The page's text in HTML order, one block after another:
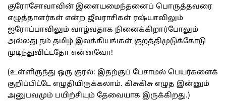
குரோசோவாவின் இளையமைந்தனைப் பொருத்தவரை
எழுத்தாளர்கள் என்ற ஜீவராசிகள் ரஷ்யாவிலும்
ஐரோப்பாவிலும் வாழ்வதாக நினைக்கிறார்போலும்
அல்லது நம் தமிழ் இலக்கியங்கள் குறத்திமுடுக்கோடு
முடிந்துவிட்டதோ என்னவோ!
(உள்ளிருந்து ஒரு குரல்: இதற்குப் பேசாமல் பெயர்களைக்
குறிப்பிட்டே எழுதியிருக்கலாம். கிசுகிசு எழுத இன்னும்
அனுபவமும் பயிற்சியும் தேவையாக இருக்கிறது.)